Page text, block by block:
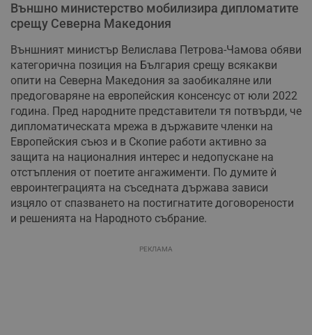
Външно министерство мобилизира дипломатите
срещу Северна Македония
Външният министър Велислава Петрова-Чамова обяви
категорична позиция на България срещу всякакви
опити на Северна Македония за заобикаляне или
предоговаряне на европейския консенсус от юли 2022
година. Пред народните представители тя потвърди, че
дипломатическата мрежа в държавите членки на
Европейския съюз и в Скопие работи активно за
защита на националния интерес и недопускане на
отстъпления от поетите ангажименти. По думите ѝ
евроинтеграцията на съседната държава зависи
изцяло от спазването на постигнатите договорености
и решенията на Народното събрание.
РЕКЛАМА